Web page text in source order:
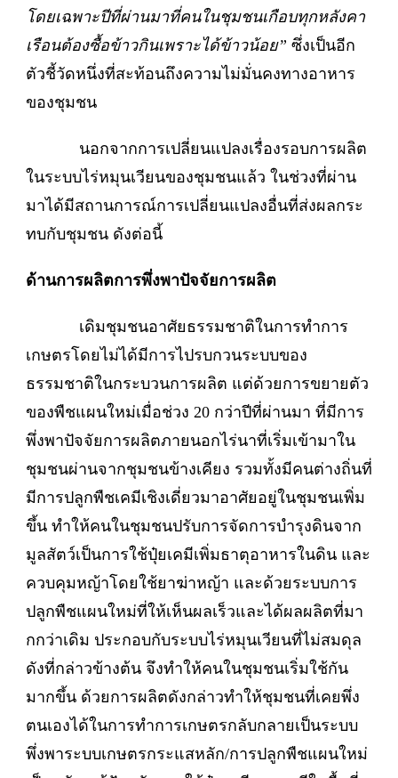
โดยเฉพาะปีที่ผ่านมาที่คนในชุมชนเกือบทุกหลังคา
เรือนต้องซื้อข้าวกินเพราะได้ข้าวน้อย” ซึ่งเป็นอีก
ตัวชี้วัดหนึ่งที่สะท้อนถึงความไม่มั่นคงทางอาหาร
ของชุมชน
นอกจากการเปลี่ยนแปลงเรื่องรอบการผลิต
ในระบบไร่หมุนเวียนของชุมชนแล้ว ในช่วงที่ผ่าน
มาได้มีสถานการณ์การเปลี่ยนแปลงอื่นที่ส่งผลกระ
ทบกับชุมชน ดังต่อนี้
ด้านการผลิตการพึ่งพาปัจจัยการผลิต
เดิมชุมชนอาศัยธรรมชาติในการทำการ
เกษตรโดยไม่ได้มีการไปรบกวนระบบของ
ธรรมชาติในกระบวนการผลิต แต่ด้วยการขยายตัว
ของพืชแผนใหม่เมื่อช่วง 20 กว่าปีที่ผ่านมา ที่มีการ
พึ่งพาปัจจัยการผลิตภายนอกไร่นาที่เริ่มเข้ามาใน
ชุมชนผ่านจากชุมชนข้างเคียง รวมทั้งมีคนต่างถิ่นที่
มีการปลูกพืชเคมีเชิงเดี่ยวมาอาศัยอยู่ในชุมชนเพิ่ม
ขึ้น ทำให้คนในชุมชนปรับการจัดการบำรุงดินจาก
มูลสัตว์เป็นการใช้ปุ๋ยเคมีเพิ่มธาตุอาหารในดิน และ
ควบคุมหญ้าโดยใช้ยาฆ่าหญ้า และด้วยระบบการ
ปลูกพืชแผนใหม่ที่ให้เห็นผลเร็วและได้ผลผลิตที่มา
กกว่าเดิม ประกอบกับระบบไร่หมุนเวียนที่ไม่สมดุล
ดังที่กล่าวข้างต้น จึงทำให้คนในชุมชนเริ่มใช้กัน
มากขึ้น ด้วยการผลิตดังกล่าวทำให้ชุมชนที่เคยพึ่ง
ตนเองได้ในการทำการเกษตรกลับกลายเป็นระบบ
พึ่งพาระบบเกษตรกระแสหลัก/การปลูกพืชแผนใหม่